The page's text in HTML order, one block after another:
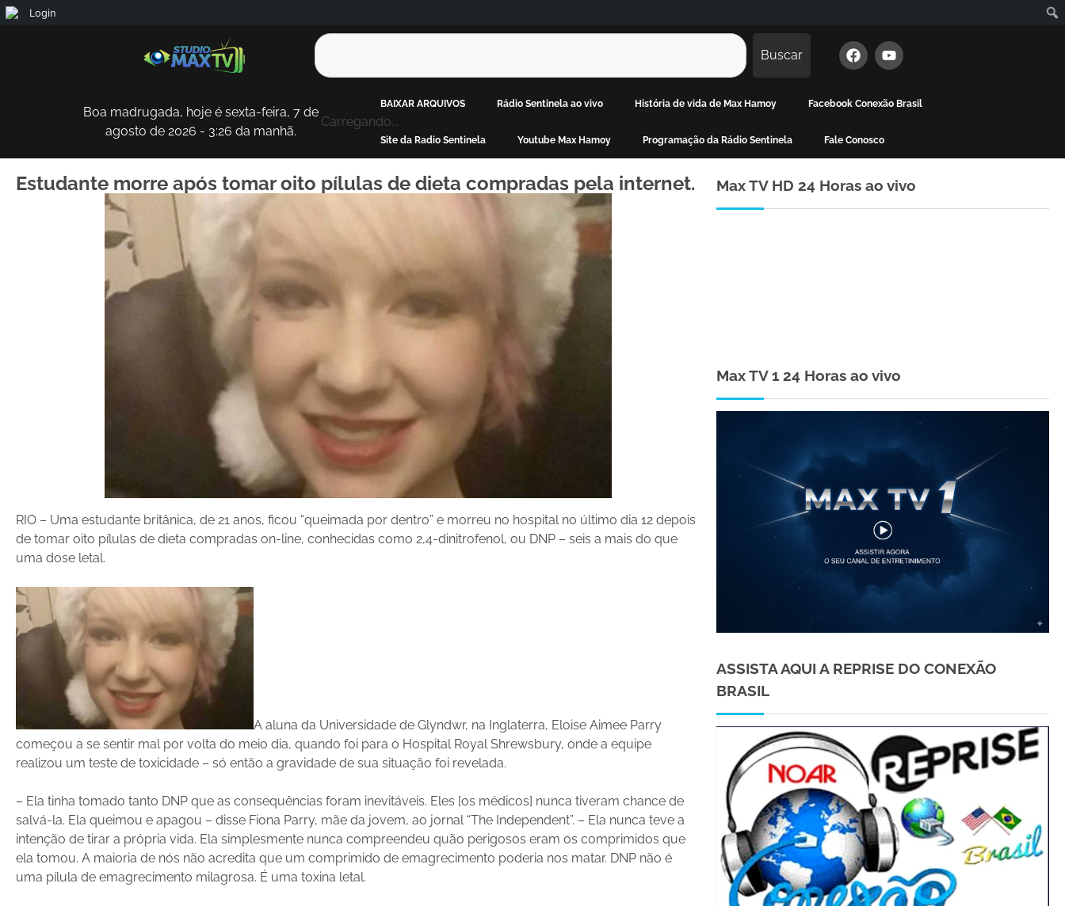
Buscar
Boa madrugada, hoje é sexta-feira, 7 de
agosto de 2026 - 3:26 da manhã.
Carregando...
BAIXAR ARQUIVOS Rádio Sentinela ao vivo História de vida de Max Hamoy Facebook Conexão Brasil
Site da Radio Sentinela Youtube Max Hamoy Programação da Rádio Sentinela Fale Conosco
Estudante morre após tomar oito pílulas de dieta compradas pela internet.
RIO – Uma estudante britânica, de 21 anos, ficou “queimada por dentro” e morreu no hospital no último dia 12 depois
de tomar oito pílulas de dieta compradas on-line, conhecidas como 2,4-dinitrofenol, ou DNP – seis a mais do que
uma dose letal.
A aluna da Universidade de Glyndwr, na Inglaterra, Eloise Aimee Parry
começou a se sentir mal por volta do meio dia, quando foi para o Hospital Royal Shrewsbury, onde a equipe
realizou um teste de toxicidade – só então a gravidade de sua situação foi revelada.
– Ela tinha tomado tanto DNP que as consequências foram inevitáveis. Eles [os médicos] nunca tiveram chance de
salvá-la. Ela queimou e apagou – disse Fiona Parry, mãe da jovem, ao jornal “The Independent”. – Ela nunca teve a
intenção de tirar a própria vida. Ela simplesmente nunca compreendeu quão perigosos eram os comprimidos que
ela tomou. A maioria de nós não acredita que um comprimido de emagrecimento poderia nos matar. DNP não é
uma pílula de emagrecimento milagrosa. É uma toxina letal.
Max TV HD 24 Horas ao vivo
Max TV 1 24 Horas ao vivo
ASSISTA AQUI A REPRISE DO CONEXÃO
BRASIL
Login